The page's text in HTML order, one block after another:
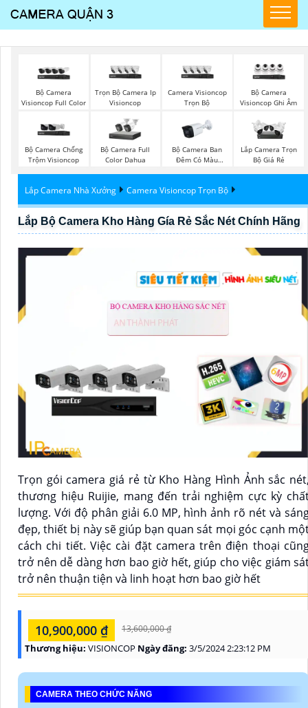
Bộ Camera
Visioncop Full Color
Trọn Bộ Camera Ip
Visioncop
Camera Visioncop
Trọn Bộ
Bộ Camera
Visioncop Ghi Âm
Bộ Camera Chống
Trộm Visioncop
Bộ Camera Full
Color Dahua
Bộ Camera Ban
Đêm Có Màu
Lắp Camera Trọn
Bộ Giá Rẻ
Lắp Camera Nhà Xưởng Camera Visioncop Trọn Bộ
Lắp Bộ Camera Kho Hàng Gía Rẻ Sắc Nét Chính Hãng
Trọn gói camera giá rẻ từ Kho Hàng Hình Ảnh sắc
thương hiệu Ruijie, mang đến trải nghiệm cực kỳ
lượng. Với độ phân giải 6.0 MP, hình ảnh rõ nét và
đẹp, thiết bị này sẽ giúp bạn quan sát mọi góc cạnh
cách chi tiết. Việc cài đặt camera trên điện thoại
trở nên dễ dàng hơn bao giờ hết, giúp cho việc giám
trở nên thuận tiện và linh hoạt hơn bao giờ hết
10,900,000 ₫ 13,600,000 ₫
Thương hiệu: VISIONCOP Ngày đăng: 3/5/2024 2:23:12 PM
CAMERA THEO CHỨC NĂNG